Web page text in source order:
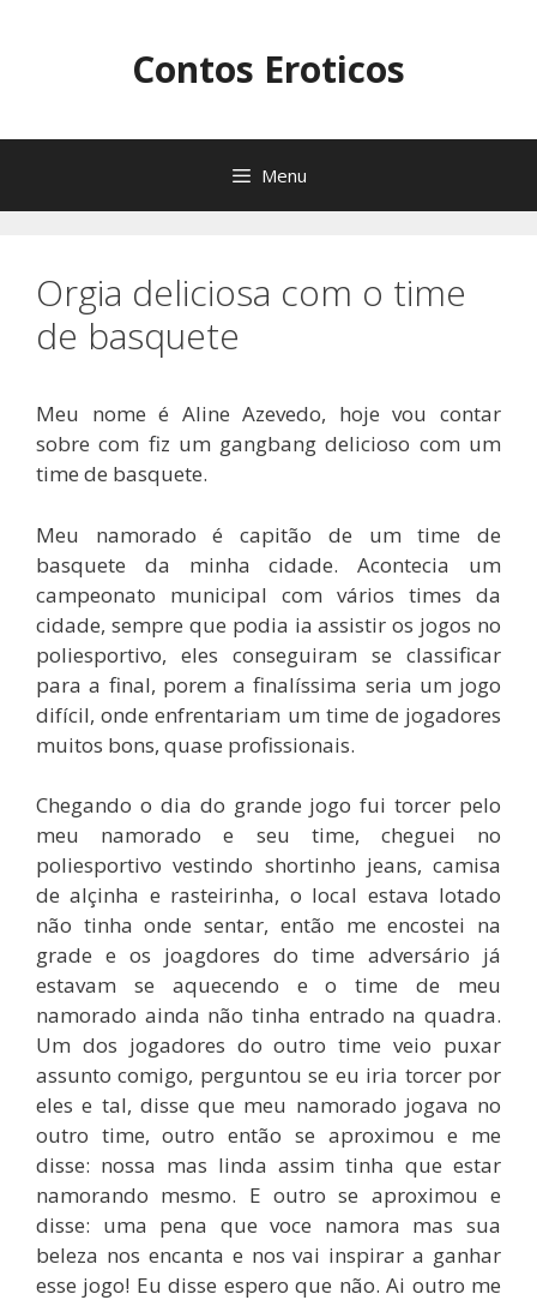
Contos Eroticos
Menu
Orgia deliciosa com o time
de basquete
Meu nome é Aline Azevedo, hoje vou contar
sobre com fiz um gangbang delicioso com um
time de basquete.
Meu namorado é capitão de um time de
basquete da minha cidade. Acontecia um
campeonato municipal com vários times da
cidade, sempre que podia ia assistir os jogos no
poliesportivo, eles conseguiram se classificar
para a final, porem a finalíssima seria um jogo
difícil, onde enfrentariam um time de jogadores
muitos bons, quase profissionais.
Chegando o dia do grande jogo fui torcer pelo
meu namorado e seu time, cheguei no
poliesportivo vestindo shortinho jeans, camisa
de alçinha e rasteirinha, o local estava lotado
não tinha onde sentar, então me encostei na
grade e os joagdores do time adversário já
estavam se aquecendo e o time de meu
namorado ainda não tinha entrado na quadra.
Um dos jogadores do outro time veio puxar
assunto comigo, perguntou se eu iria torcer por
eles e tal, disse que meu namorado jogava no
outro time, outro então se aproximou e me
disse: nossa mas linda assim tinha que estar
namorando mesmo. E outro se aproximou e
disse: uma pena que voce namora mas sua
beleza nos encanta e nos vai inspirar a ganhar
esse jogo! Eu disse espero que não. Ai outro me